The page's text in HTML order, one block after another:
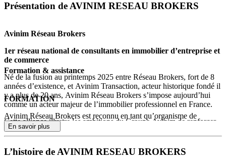
Présentation de AVINIM RESEAU BROKERS
Avinim Réseau Brokers
1er réseau national de consultants en immobilier d’entreprise et
de commerce
Né de la fusion au printemps 2025 entre Réseau Brokers, fort de 8
années d’existence, et Avinim Transaction, acteur historique fondé il
y a plus de 20 ans, Avinim Réseau Brokers s’impose aujourd’hui
comme un acteur majeur de l’immobilier professionnel en France.
Cette alliance illustre les ambitions du Groupe Avinim de renforcer
son leadership et de proposer une offre globale et innovante à ses
clients.
Spécialiste de l’immobilier d’entreprise et de commerce
Formation & assistance
FORMATION
Avinim Réseau Brokers est reconnu en tant qu’organisme de
formation. Les heures sont décomptées dans l’obligation de
formation continue de la LOI ALUR de 14h par an ou 42h tous les
En savoir plus
L’histoire de AVINIM RESEAU BROKERS